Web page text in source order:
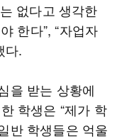
없다고 생각한
한다”, “자업자
다.
을 받는 상황에
학생은 “제가 학
반 학생들은 억울